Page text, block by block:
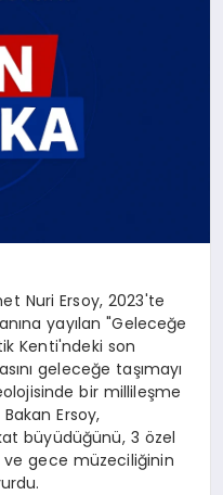
Nuri Ersoy, 2023'te
yayılan "Geleceğe
Kenti'ndeki son
geleceğe taşımayı
bir millileşme
Ersoy,
büyüdüğünü, 3 özel
ve gece müzeciliğinin